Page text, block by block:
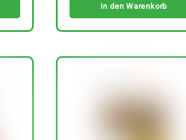
In den Warenkorb